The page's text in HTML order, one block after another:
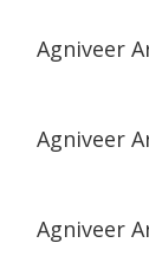
Agniveer
Agniveer
Agniveer